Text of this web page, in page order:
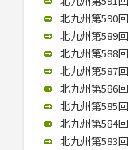
北九州第590回
北九州第589回
北九州第588回
北九州第587回
北九州第586回
北九州第585回
北九州第584回
北九州第583回